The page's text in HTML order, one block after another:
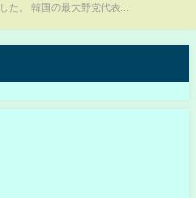
した。 韓国の最大野党代表...